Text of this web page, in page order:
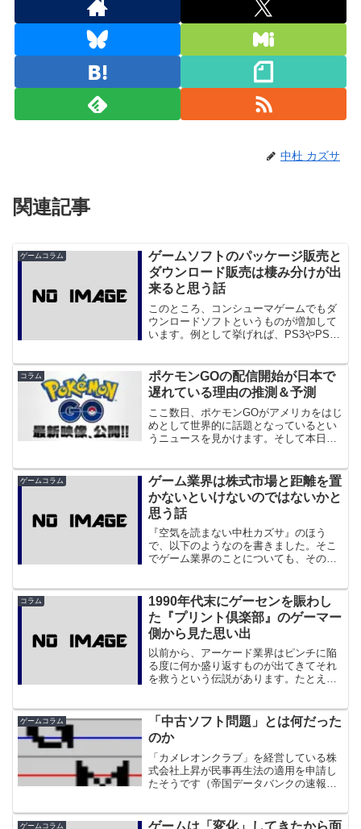
中杜 カズサ
関連記事
ゲームコラム
ゲームソフトのパッケージ販売と
ダウンロード販売は棲み分けが出
来ると思う話
このところ、コンシューマゲームでもダ
ウンロードソフトというものが増加して
います。例として挙げれば、PS3やPSP
チャンネル、最近ではD...
コラム
ポケモンGOの配信開始が日本で
遅れている理由の推測＆予測
ここ数日、ポケモンGOがアメリカをはじ
めとして世界的に話題となっているとい
うニュースを見かけます。そして本日、
日本においては16日午後9時の時点でいま
だ配信されておら...
ゲームコラム
ゲーム業界は株式市場と距離を置
かないといけないのではないかと
思う話
『空気を読まない中杜カズサ』のほう
で、以下のようなのを書きました。そこ
でゲーム業界のことについても、その下
コラム
1990年代末にゲーセンを賑わし
た『プリント倶楽部』のゲーマー
側から見た思い出
以前から、アーケード業界はピンチに陥
る度に何か盛り返すものが出てきてそれ
を救うという伝説があります。たとえば
れの人気が落ちてきた時に音ゲーがブー
ムになったり、さらに音ゲ...
ゲームコラム
「中古ソフト問題」とは何だった
のか
「カメレオンクラブ」を経営している株
式会社上昇が民事再生法の適用を申請し
たそうです（帝国データバンクの速報ペ
ういえば近くにあったカメレオンクラブ
ゲームコラム
ゲームは「変化」してきたから面